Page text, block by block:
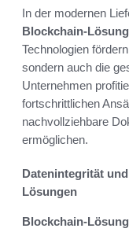
In der modernen
Blockchain-
Technologien
sondern auch die
Unternehmen
fortschrittlichen
nachvollziehbare
ermöglichen.
Datenintegrität
Lösungen
Blockchain-